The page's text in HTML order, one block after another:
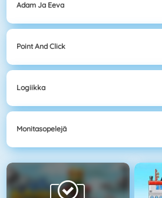
Adam Ja Eeva
Point And Click
Logiikka
Monitasopelejä